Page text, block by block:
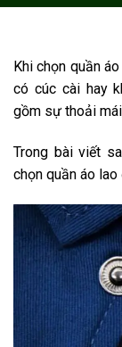
Khi chọn quần
có cúc cài hay
gồm sự thoải
Trong bài viết
chọn quần áo